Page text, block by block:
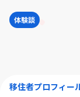
体験談
移住者プロフィー